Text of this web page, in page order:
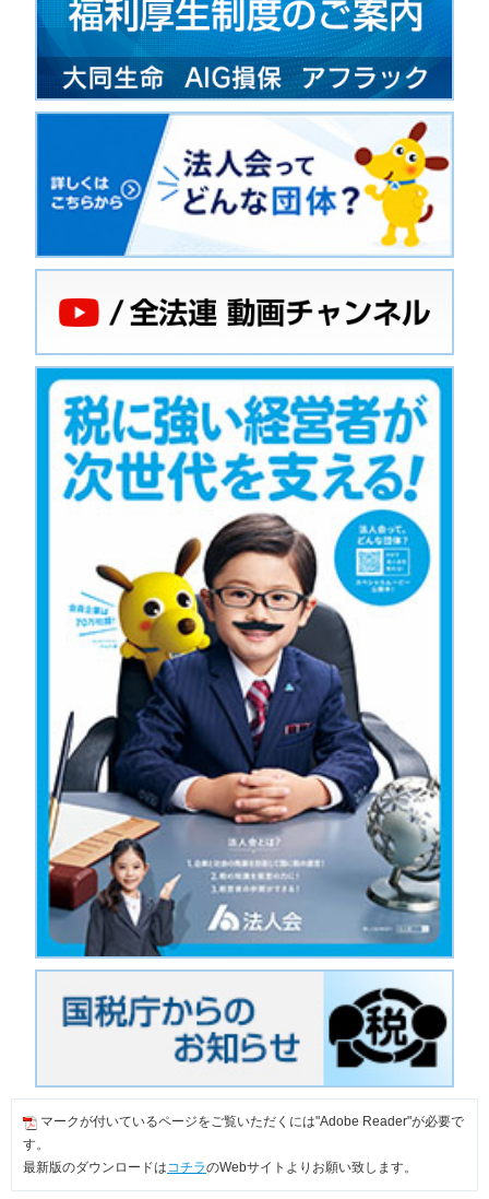
マークが付いているページをご覧いただくには"Adobe Reader"が必要で
す。
最新版のダウンロードはコチラのWebサイトよりお願い致します。